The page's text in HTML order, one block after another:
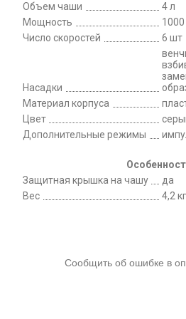
Объем чаши
4 л
Мощность
Число скоростей
6 шт
Насадки
Материал корпуса
Цвет
Дополнительные режимы
Защитная крышка на чашу
да
Вес
4,2 кг
Сообщить об ошибке в